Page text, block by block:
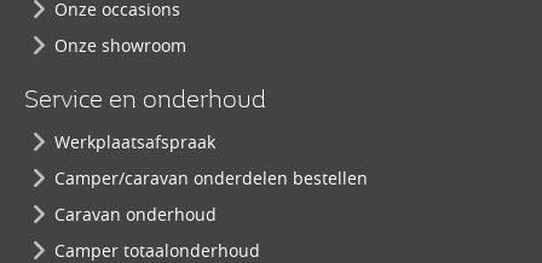
Onze occasions
Onze showroom
Service en onderhoud
Werkplaatsafspraak
Camper/caravan onderdelen bestellen
Caravan onderhoud
Camper totaalonderhoud